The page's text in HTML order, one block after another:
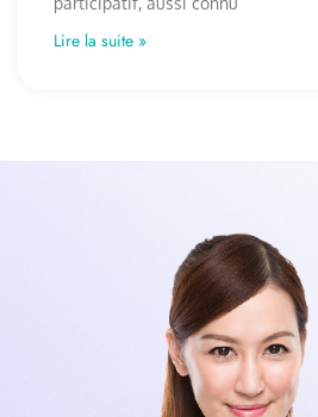
Lire la suite »